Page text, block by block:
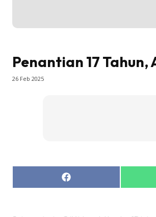
Penantian 17
26 Feb 2025
Share
on